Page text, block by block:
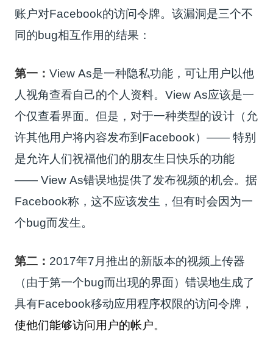
账户对Facebook的访问令牌。该漏洞是三个不
同的bug相互作用的结果：
第一：View As是一种隐私功能，可让用户以他
人视角查看自己的个人资料。View As应该是一
个仅查看界面。但是，对于一种类型的设计（允
许其他用户将内容发布到Facebook）—— 特别
是允许人们祝福他们的朋友生日快乐的功能
—— View As错误地提供了发布视频的机会。据
Facebook称，这不应该发生，但有时会因为一
个bug而发生。
第二： 2017年7月推出的新版本的视频上传器
（由于第一个bug而出现的界面）错误地生成了
具有Facebook移动应用程序权限的访问令牌 ，
使他们能够访问用户的帐户。